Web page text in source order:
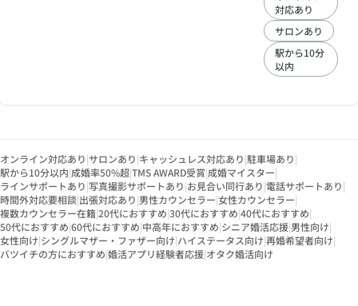
べ3万人以上を接客
し、 恋愛、結婚、人
生の悩みに本音で寄
り添ってきた恋愛の
プロ。 著書『彼に、
なく仕事や親子にも
使えると評判のロン
グセラー 心の奥にあ
る“言えなかった想
い”をどう表現すれば
いいのか、そのリア
ルを綴っています。
恋愛相談だけでな
対応あり
サロンあり
駅から10分
以内
オンライン対応あり|サロンあり|キャッシュレス対応あり|駐車場あり|
駅から10分以内|成婚率50%超|TMS AWARD受賞|成婚マイスター|
ラインサポートあり|写真撮影サポートあり|お見合い同行あり|電話サポートあり|
時間外対応要相談|出張対応あり|男性カウンセラー|女性カウンセラー|
複数カウンセラー在籍|20代におすすめ|30代におすすめ|40代におすすめ|
50代におすすめ|60代におすすめ|中高年におすすめ|シニア婚活応援|男性向け|
女性向け|シングルマザー・ファザー向け|ハイステータス向け|再婚希望者向け|
バツイチの方におすすめ|婚活アプリ経験者応援|オタク婚活向け